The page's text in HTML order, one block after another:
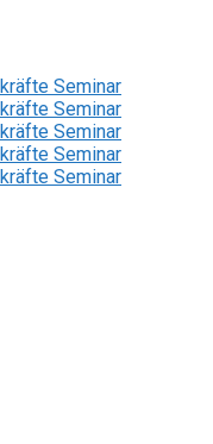
Seminar
Seminar
Seminar
Seminar
Seminar